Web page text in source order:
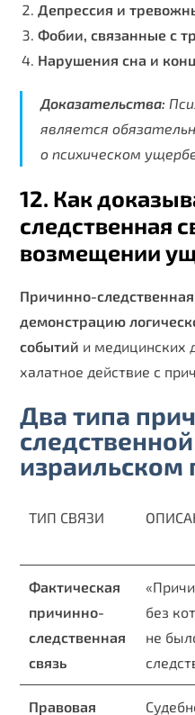
Депрессия и
Фобии, связанные с
Нарушения сна и
Доказательства:
является
о психическом
12. Как
следственная
возмещении
Причинно-
демонстрацию
событий и медицинских
халатное действие с
Два типа
израильском
ТИП СВЯЗИ
Фактическая
причинно-
следственная
связь
без
не
Правовая